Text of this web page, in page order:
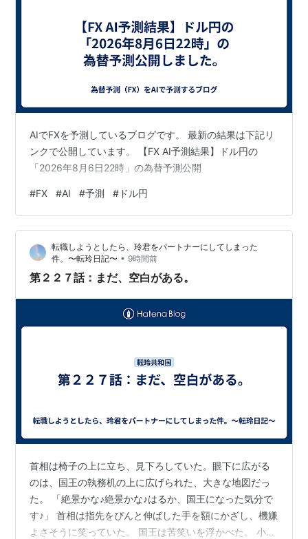
AIでFXを予測しているブログです。 最新の結果は下記リ
ンクで公開しています。 【FX AI予測結果】ドル円の
「2026年8月6日22時」の為替予測公開
#FX #AI #予測 # ドル円
転職しようとしたら、玲君をパートナーにしてしまった
件。〜転玲日記〜 • 9時間前
第２２７話：まだ、空白がある。
首相は椅子の上に立ち、見下ろしていた。眼下に広がる
のは、国王の執務机の上に広げられた、大きな地図だっ
た。 「絶景かな♪絶景かな♪はるか、国王になった気分で
す♪」 首相は指先をぴんと伸ばした手を額にかざし、機嫌
よさそうに笑っていた。 国王は苦笑いを浮かべた。 小柄